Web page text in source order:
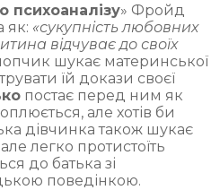
психоаналізу» Фройд
як: «сукупність любовних
відчуває до своїх
шукає материнської
їй докази своєї
постає перед ним як
але хотів би
дівчинка також шукає
легко протистоїть
до батька зі
поведінкою.